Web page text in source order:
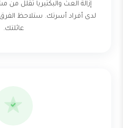
إزالة العث والبكتيريا تقلل من
لدى أفراد أسرتك. ستلاحظ
عائلتك.